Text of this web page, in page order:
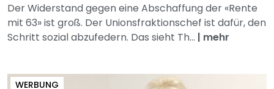
Der Widerstand gegen eine Abschaffung der «Rente
mit 63» ist groß. Der Unionsfraktionschef ist dafür, den
Schritt sozial abzufedern. Das sieht Th... | mehr
WERBUNG